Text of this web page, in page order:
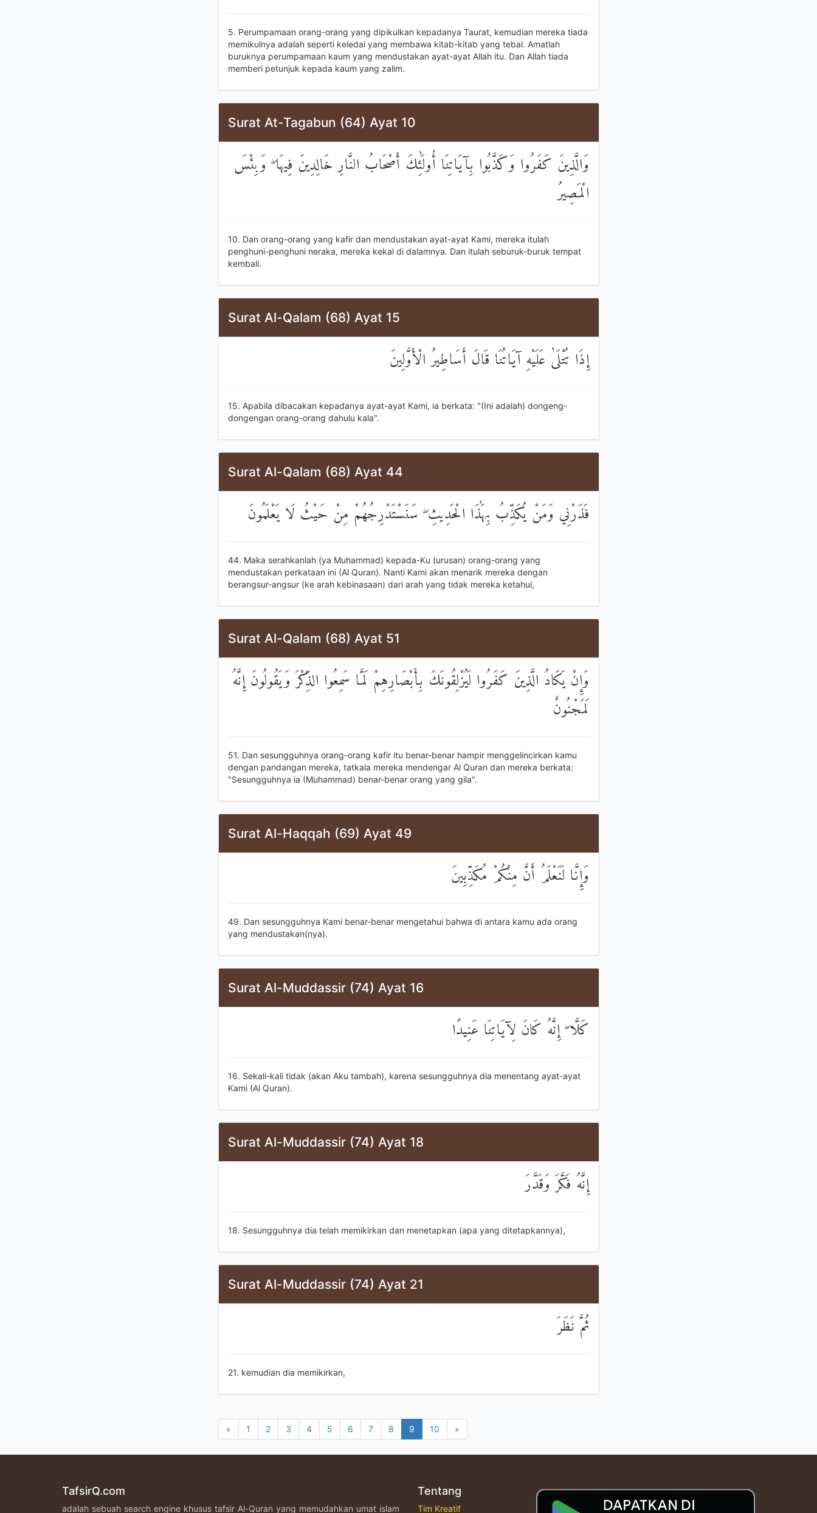
5. Perumpamaan orang-orang yang dipikulkan kepadanya Taurat, kemudian mereka tiada
memikulnya adalah seperti keledai yang membawa kitab-kitab yang tebal. Amatlah
buruknya perumpamaan kaum yang mendustakan ayat-ayat Allah itu. Dan Allah tiada
memberi petunjuk kepada kaum yang zalim.
Surat At-Tagabun (64) Ayat 10
وَالَّذِينَ كَفَرُوا وَكَذَّبُوا بِآيَاتِنَا أُولَٰئِكَ أَصْحَابُ النَّارِ خَالِدِينَ فِيهَا ۖ وَبِئْسَ
الْمَصِيرُ
10. Dan orang-orang yang kafir dan mendustakan ayat-ayat Kami, mereka itulah
penghuni-penghuni neraka, mereka kekal di dalamnya. Dan itulah seburuk-buruk tempat
kembali.
Surat Al-Qalam (68) Ayat 15
إِذَا تُتْلَىٰ عَلَيْهِ آيَاتُنَا قَالَ أَسَاطِيرُ الْأَوَّلِينَ
15. Apabila dibacakan kepadanya ayat-ayat Kami, ia berkata: "(Ini adalah) dongeng-
dongengan orang-orang dahulu kala".
Surat Al-Qalam (68) Ayat 44
فَذَرْنِي وَمَنْ يُكَذِّبُ بِهَٰذَا الْحَدِيثِ ۖ سَنَسْتَدْرِجُهُمْ مِنْ حَيْثُ لَا يَعْلَمُونَ
44. Maka serahkanlah (ya Muhammad) kepada-Ku (urusan) orang-orang yang
mendustakan perkataan ini (Al Quran). Nanti Kami akan menarik mereka dengan
berangsur-angsur (ke arah kebinasaan) dari arah yang tidak mereka ketahui,
Surat Al-Qalam (68) Ayat 51
وَإِنْ يَكَادُ الَّذِينَ كَفَرُوا لَيُزْلِقُونَكَ بِأَبْصَارِهِمْ لَمَّا سَمِعُوا الذِّكْرَ وَيَقُولُونَ إِنَّهُ
لَمَجْنُونٌ
51. Dan sesungguhnya orang-orang kafir itu benar-benar hampir menggelincirkan kamu
dengan pandangan mereka, tatkala mereka mendengar Al Quran dan mereka berkata:
"Sesungguhnya ia (Muhammad) benar-benar orang yang gila".
Surat Al-Haqqah (69) Ayat 49
وَإِنَّا لَنَعْلَمُ أَنَّ مِنْكُمْ مُكَذِّبِينَ
49. Dan sesungguhnya Kami benar-benar mengetahui bahwa di antara kamu ada orang
yang mendustakan(nya).
Surat Al-Muddassir (74) Ayat 16
كَلَّا ۖ إِنَّهُ كَانَ لِآيَاتِنَا عَنِيدًا
16. Sekali-kali tidak (akan Aku tambah), karena sesungguhnya dia menentang ayat-ayat
Kami (Al Quran).
Surat Al-Muddassir (74) Ayat 18
إِنَّهُ فَكَّرَ وَقَدَّرَ
18. Sesungguhnya dia telah memikirkan dan menetapkan (apa yang ditetapkannya),
Surat Al-Muddassir (74) Ayat 21
ثُمَّ نَظَرَ
21. kemudian dia memikirkan,
« 1 2 3 4 5 6 7 8 9 10 »
TafsirQ.com
adalah sebuah search engine khusus tafsir Al-Quran yang memudahkan umat islam
Tentang
Tim Kreatif